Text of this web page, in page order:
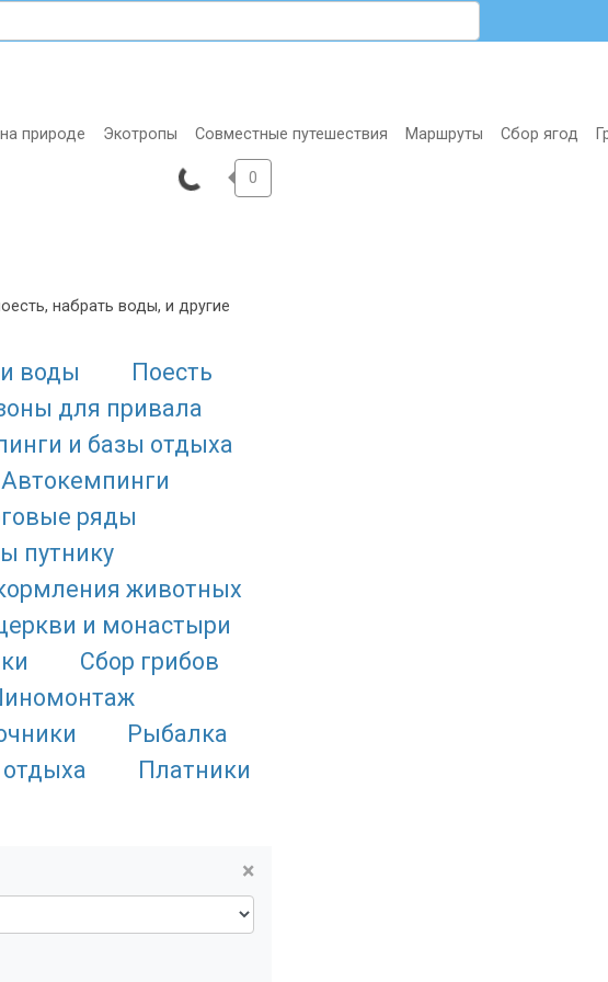
природе Экотропы Совместные путешествия Маршруты Сбор ягод
0
набрать воды, и другие
воды
Поесть
для привала
и базы отдыха
Автокемпинги
ряды
путнику
животных
и монастыри
Сбор грибов
Рыбалка
Платники
×